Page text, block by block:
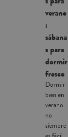
verano
:
sábana
s para
dormir
fresco
Dormir
bien en
verano
no
siempre